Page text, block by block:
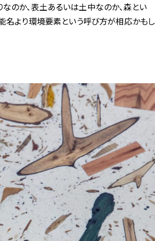
のか、表土あるいは土中なのか、森とい
名より環境要素という呼び方が相応かもし